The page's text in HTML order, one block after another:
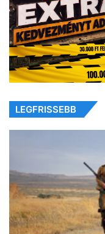
LEGFRISSEBB